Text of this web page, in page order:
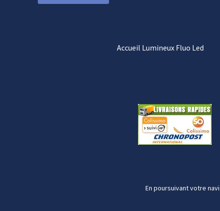
Accueil Lumineux Fluo Led
En poursuivant votre